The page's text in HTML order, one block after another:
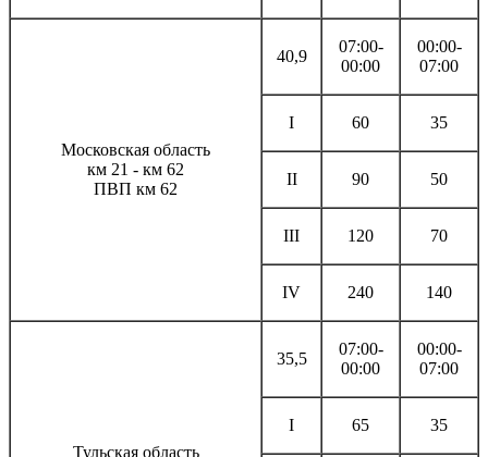
Московская область
км 21 - км 62
ПВП км 62
40,9
07:00-
00:00
00:00-
07:00
I 60 35
II 90 50
III 120 70
IV 240 140
Тульская область
35,5
07:00-
00:00
00:00-
07:00
I 65 35